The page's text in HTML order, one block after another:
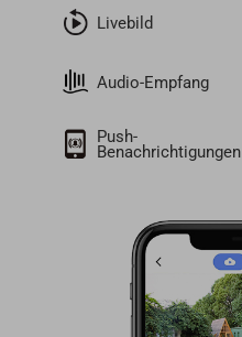
Audio-Empfang
Livebild
Push-
Benachrichtigungen